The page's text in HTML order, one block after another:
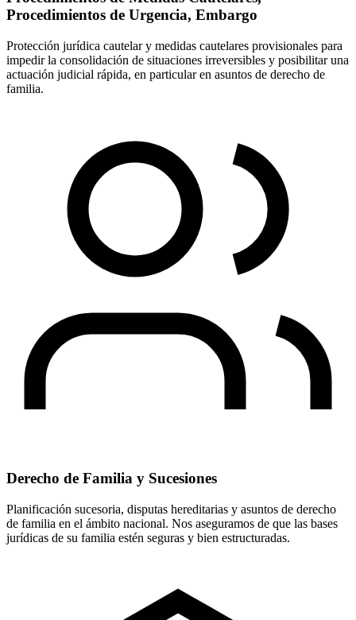
Procedimientos de Urgencia, Embargo
Protección jurídica cautelar y medidas cautelares provisionales para
impedir la consolidación de situaciones irreversibles y posibilitar una
actuación judicial rápida, en particular en asuntos de derecho de
familia.
Derecho de Familia y Sucesiones
Planificación sucesoria, disputas hereditarias y asuntos de derecho
de familia en el ámbito nacional. Nos aseguramos de que las bases
jurídicas de su familia estén seguras y bien estructuradas.